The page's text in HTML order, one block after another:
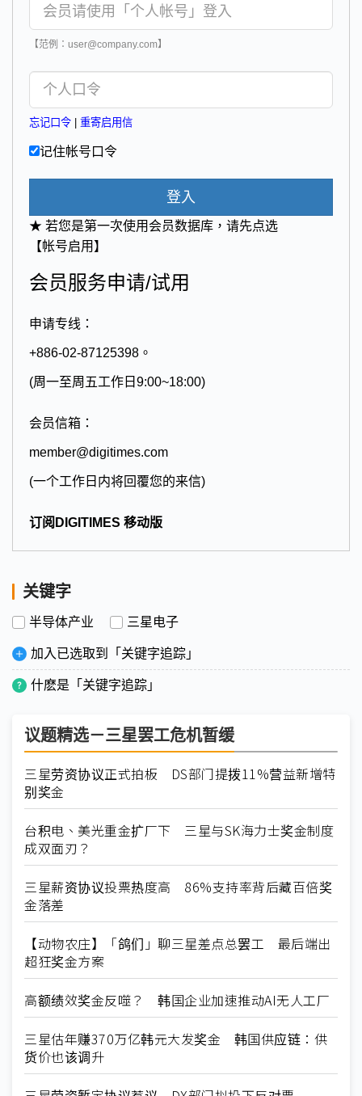
【范例：user@company.com】
忘记口令 重寄启用信
记住帐号口令
登入
★ 若您是第一次使用会员数据库，请先点选
【帐号启用】
会员服务申请/试用
申请专线：
+886-02-87125398。
(周一至周五工作日9:00~18:00)
会员信箱：
member@digitimes.com
(一个工作日内将回覆您的来信)
订阅DIGITIMES 移动版
关键字
半导体产业 三星电子
加入已选取到「关键字追踪」
什麽是「关键字追踪」
议题精选－三星罢工危机暂缓
三星劳资协议正式拍板 DS部门提拨11%营益新增特
别奖金
台积电、美光重金扩厂下 三星与SK海力士奖金制度
成双面刃？
三星薪资协议投票热度高 86%支持率背后藏百倍奖
金落差
【动物农庄】「鸽们」聊三星差点总罢工 最后端出
超狂奖金方案
高额绩效奖金反噬？ 韩国企业加速推动AI无人工厂
三星估年赚370万亿韩元大发奖金 韩国供应链：供
货价也该调升